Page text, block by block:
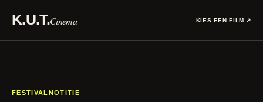
K.U.T.Cinema KIES EEN FILM ↗
FESTIVALNOTITIE